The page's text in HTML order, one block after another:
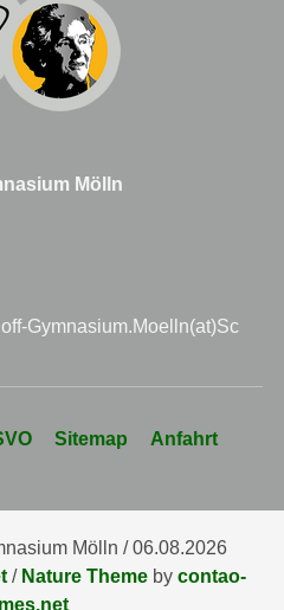
Mölln
Sitemap Anfahrt
Mölln / 06.08.2026
/ Nature Themeby contao-